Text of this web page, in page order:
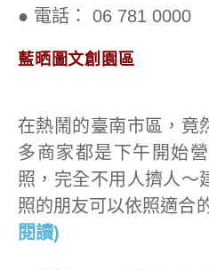
● 電話： 06 781 0000
藍晒圖文創園區
在熱鬧的臺南市區，竟
多商家都是下午開始
照，完全不用人擠人～
照的朋友可以依照適合
閱讀)